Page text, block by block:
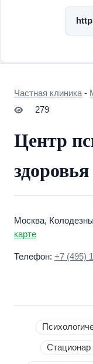
Частная клиника-
279
Центр
Москва,
карте
Телефон: +7 (495)
Стационар